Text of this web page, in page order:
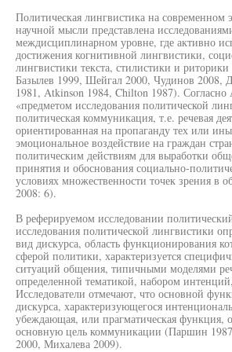
Политическая лингвистика на современном
научной мысли представлена
междисциплинарном уровне, где активно
достижения когнитивной лингвистики,
лингвистики текста, стилистики и
Базылев 1999, Шейгал 2000, Чудинов 2008,
1981, Atkinson 1984, Chilton 1987).
«предметом исследования политической
политическая коммуникация, т.е. речевая
ориентированная на пропаганду тех или
эмоциональное воздействие на граждан
политическим действиям для выработки
принятия и обоснования социально-
условиях множественности точек зрения в
2008: 6).
В реферируемом исследовании
исследования политической лингвистики
вид дискурса, область функционирования
сферой политики, характеризуется
ситуаций общения, типичными моделями
определенной тематикой, набором
Исследователи отмечают, что основной
дискурса, характеризующегося
убеждающая, или прагматическая функция,
основную цель коммуникации (Паршин
2000, Михалева 2009).